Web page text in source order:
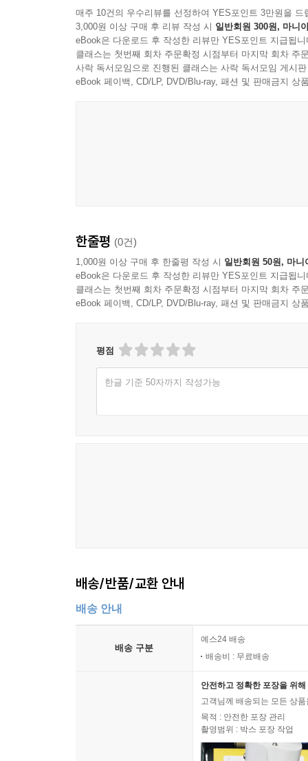
매주 10건의 우수리뷰를 선정하여 YES포인트 3만원을 드
3,000원 이상 구매 후 리뷰 작성 시 일반회원 300원, 마니
eBook은 다운로드 후 작성한 리뷰만 YES포인트 지급됩니
클래스는 첫번째 회차 주문확정 시점부터 마지막 회차 주
사락 독서모임으로 진행된 클래스는 사락 독서모임 게시
eBook 페이백, CD/LP, DVD/Blu-ray, 패션 및 판매금지 상
한줄평 (0건)
1,000원 이상 구매 후 한줄평 작성 시 일반회원 50원, 마니
eBook은 다운로드 후 작성한 리뷰만 YES포인트 지급됩니
클래스는 첫번째 회차 주문확정 시점부터 마지막 회차 주
eBook 페이백, CD/LP, DVD/Blu-ray, 패션 및 판매금지 상
평점
한글 기준 50자까지 작성가능
배송/반품/교환 안내
배송 안내
배송 구분
예스24 배송
배송비 : 무료배송
안전하고 정확한 포장을 위
고객님께 배송되는 모든 상
목적 : 안전한 포장 관리
촬영범위 : 박스 포장 작업